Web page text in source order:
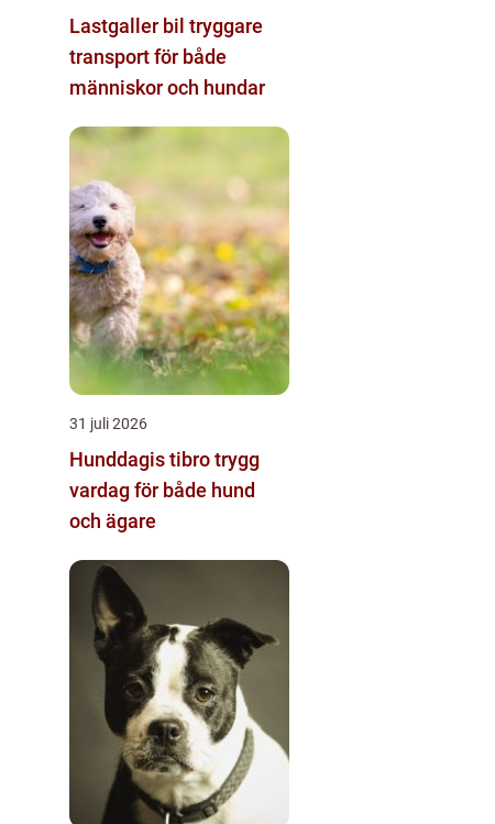
Lastgaller bil tryggare
transport för både
människor och hundar
31 juli 2026
Hunddagis tibro trygg
vardag för både hund
och ägare